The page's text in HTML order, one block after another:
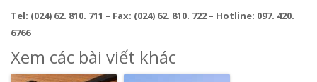
Tel: (024) 62. 810. 711 – Fax: (024) 62. 810. 722 – Hotline: 097. 420.
6766
Xem các bài viết khác